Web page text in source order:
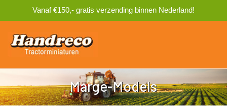
Vanaf €150,- gratis verzending binnen Nederland!
Marge-Models